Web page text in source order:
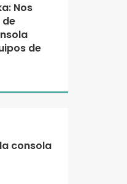
Nos
de
consola